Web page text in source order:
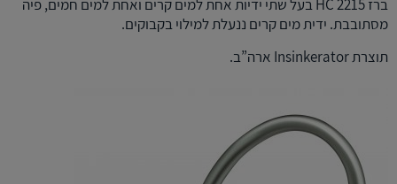
ברז HC 2215 בעל שתי ידיות אחת למים קרים ואחת למים חמים, פיה
מסתובבת. ידית מים קרים ננעלת למילוי בקבוקים.
תוצרת Insinkerator ארה”ב.